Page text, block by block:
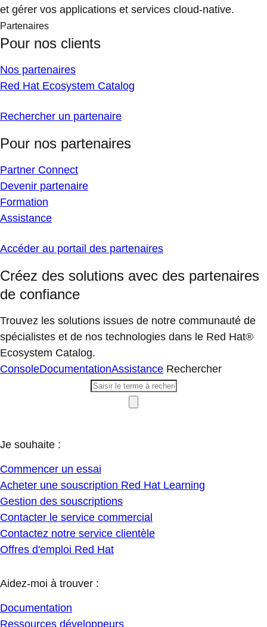
et gérer vos applications et services cloud-native.
Partenaires
Pour nos clients
Nos partenaires
Red Hat Ecosystem Catalog
Rechercher un partenaire
Pour nos partenaires
Partner Connect
Devenir partenaire
Formation
Assistance
Accéder au portail des partenaires
Créez des solutions avec des partenaires
de confiance
Trouvez les solutions issues de notre communauté de
spécialistes et de nos technologies dans le Red Hat®
Ecosystem Catalog.
ConsoleDocumentationAssistance Rechercher
Je souhaite :
Commencer un essai
Acheter une souscription Red Hat Learning
Gestion des souscriptions
Contacter le service commercial
Contactez notre service clientèle
Offres d'emploi Red Hat
Aidez-moi à trouver :
Documentation
Ressources développeurs